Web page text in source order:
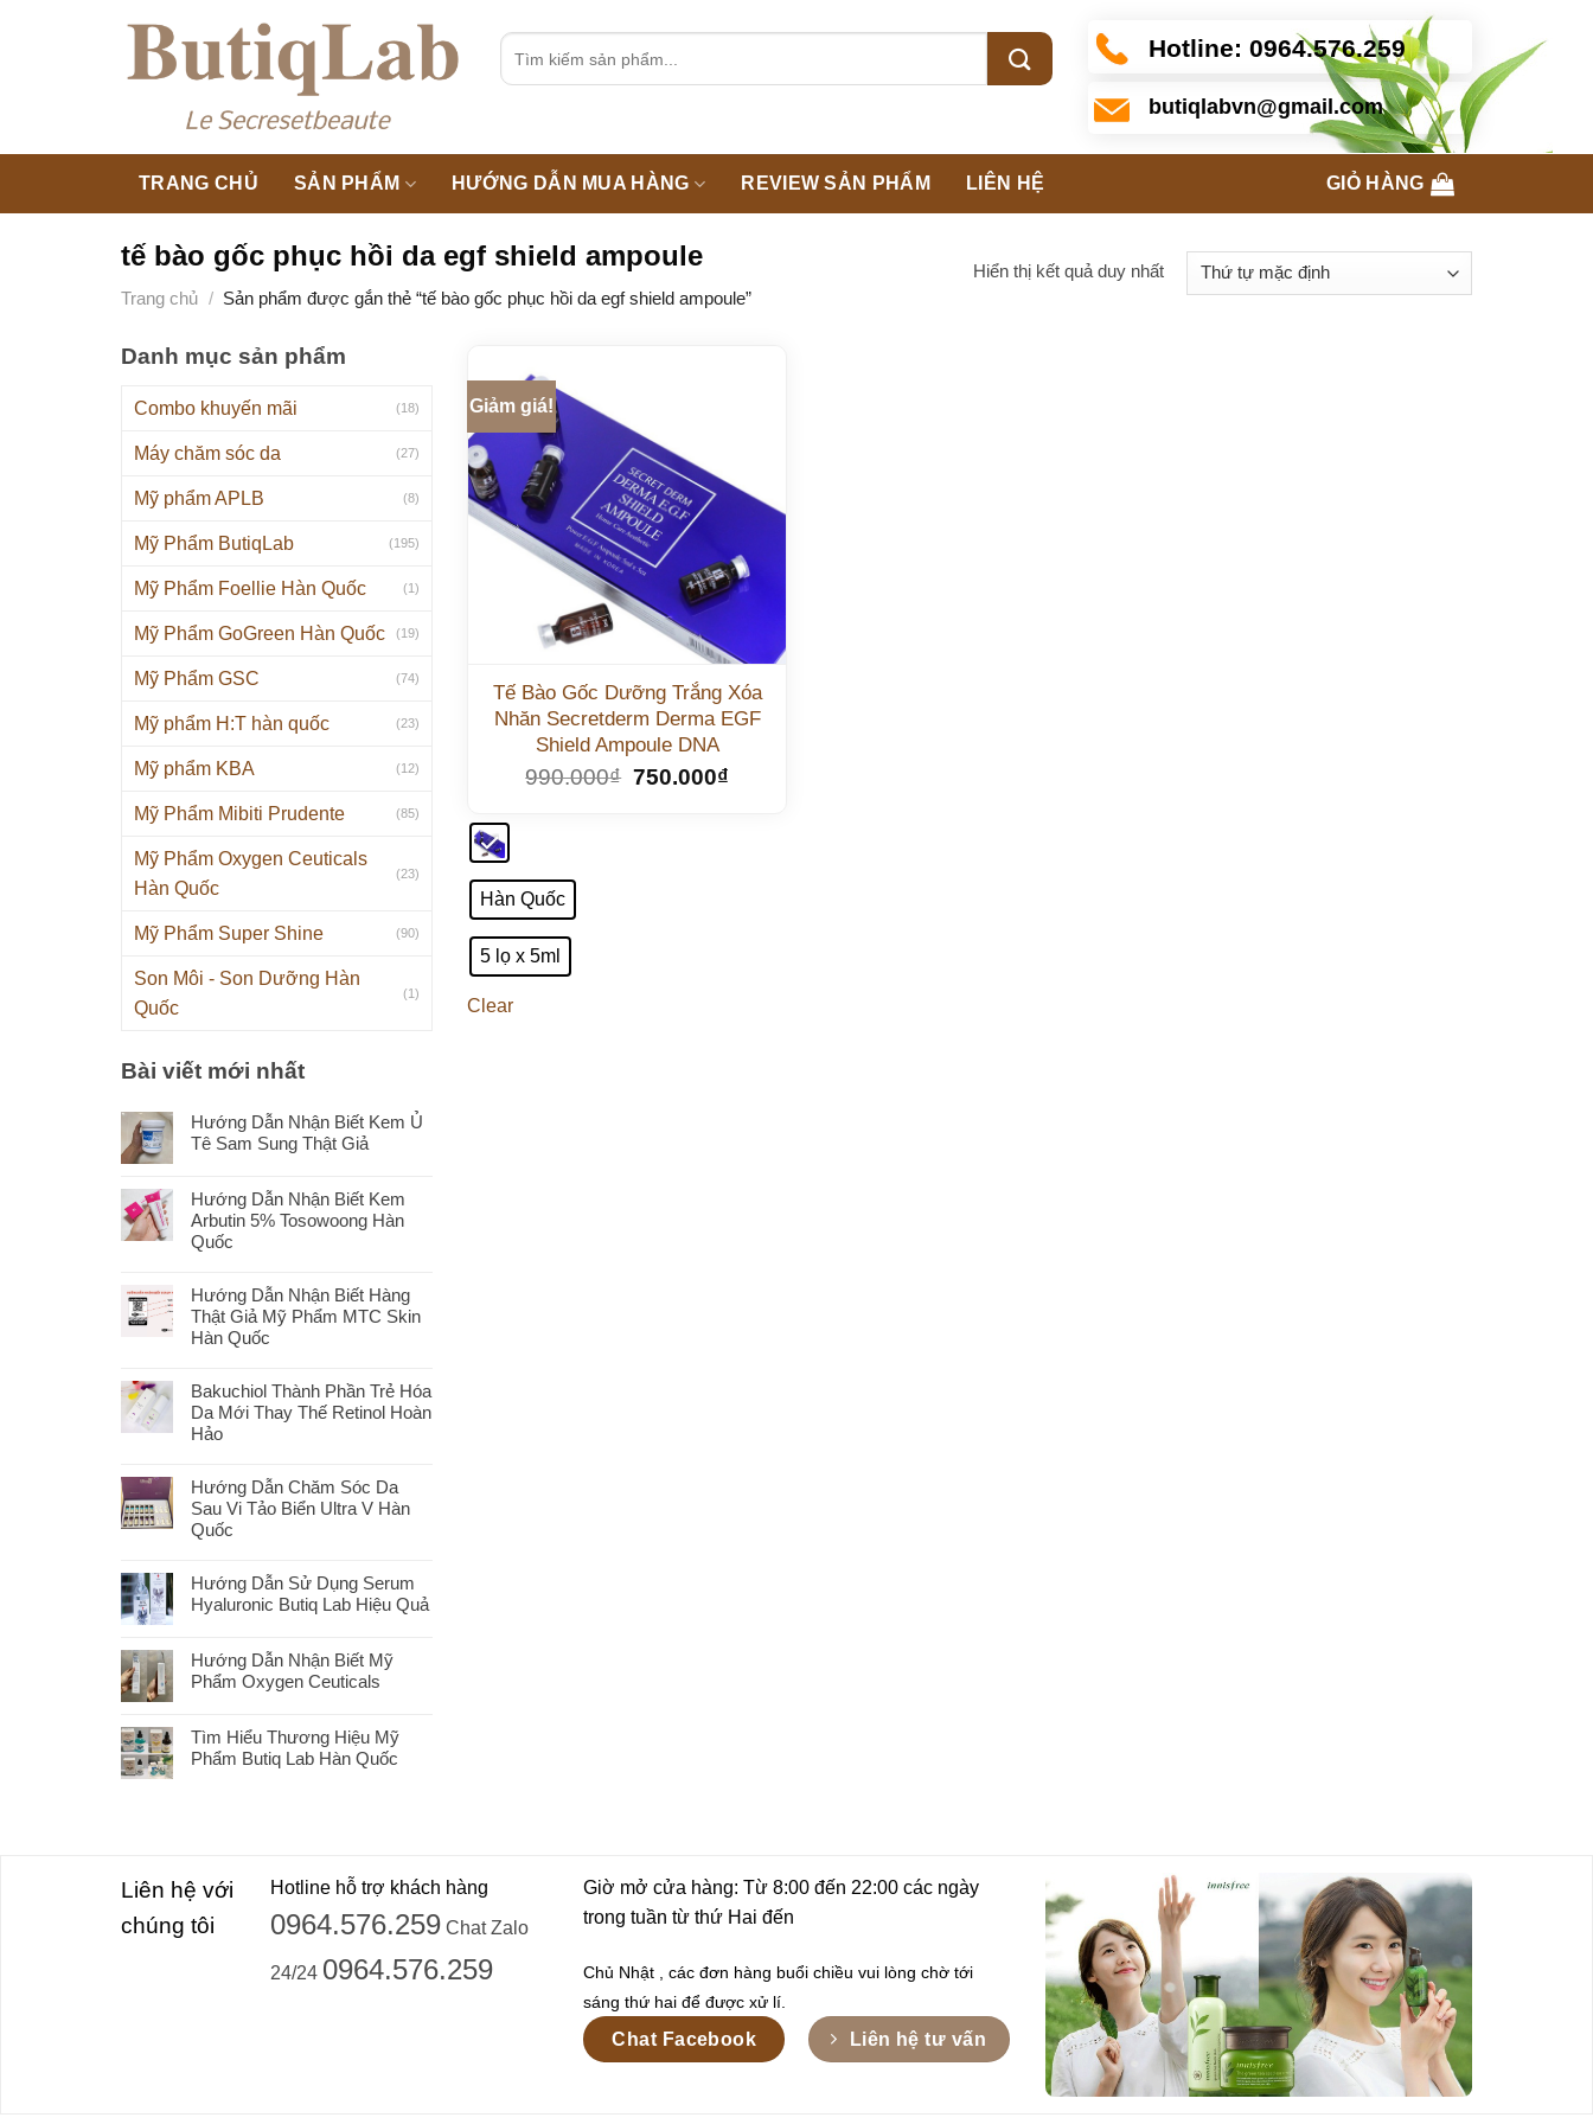
Tìm
Hotline: 0964.576.259
butiqlabvn@gmail.com
TRANG CHỦ SẢN PHẨM HƯỚNG DẪN MUA HÀNG REVIEW SẢN PHẨM LIÊN HỆ GIỎ HÀNG
tế bào gốc phục hồi da egf shield ampoule
Trang chủ / Sản phẩm được gắn thẻ “tế bào gốc phục hồi da egf shield ampoule”
Hiển thị kết quả duy nhất
Danh mục sản phẩm
Combo khuyến mãi (18)
Máy chăm sóc da (27)
Mỹ phẩm APLB (8)
Mỹ Phẩm ButiqLab (195)
Mỹ Phẩm Foellie Hàn Quốc (1)
Mỹ Phẩm GoGreen Hàn Quốc (19)
Mỹ Phẩm GSC (74)
Mỹ phẩm H:T hàn quốc (23)
Mỹ phẩm KBA (12)
Mỹ Phẩm Mibiti Prudente (85)
Mỹ Phẩm Oxygen Ceuticals
Hàn Quốc
(23)
Mỹ Phẩm Super Shine (90)
Son Môi - Son Dưỡng Hàn
Quốc
(1)
Bài viết mới nhất
Hướng Dẫn Nhận Biết Kem Ủ
Tê Sam Sung Thật Giả
Hướng Dẫn Nhận Biết Kem
Arbutin 5% Tosowoong Hàn
Quốc
Hướng Dẫn Nhận Biết Hàng
Thật Giả Mỹ Phẩm MTC Skin
Hàn Quốc
Bakuchiol Thành Phần Trẻ Hóa
Da Mới Thay Thế Retinol Hoàn
Hảo
Hướng Dẫn Chăm Sóc Da
Sau Vi Tảo Biển Ultra V Hàn
Quốc
Hướng Dẫn Sử Dụng Serum
Hyaluronic Butiq Lab Hiệu Quả
Hướng Dẫn Nhận Biết Mỹ
Phẩm Oxygen Ceuticals
Tìm Hiểu Thương Hiệu Mỹ
Phẩm Butiq Lab Hàn Quốc
Giảm giá!
Tế Bào Gốc Dưỡng Trắng Xóa
Nhăn Secretderm Derma EGF
Shield Ampoule DNA
990.000₫ 750.000₫
Hàn Quốc
5 lọ x 5ml
Clear
Liên hệ với
chúng tôi
Hotline hỗ trợ khách hàng
0964.576.259 Chat Zalo
24/24 0964.576.259
Giờ mở cửa hàng: Từ 8:00 đến 22:00 các ngày
trong tuần từ thứ Hai đến
Chủ Nhật , các đơn hàng buổi chiều vui lòng chờ tới
sáng thứ hai để được xử lí.
Chat Facebook Liên hệ tư vấn